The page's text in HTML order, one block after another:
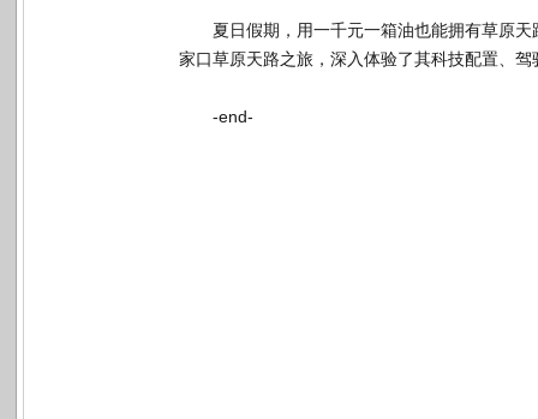
夏日假期， 用一千元一箱油也能拥有草原天
家口草原天路之旅，深入体验了其科技配置、驾
-end-